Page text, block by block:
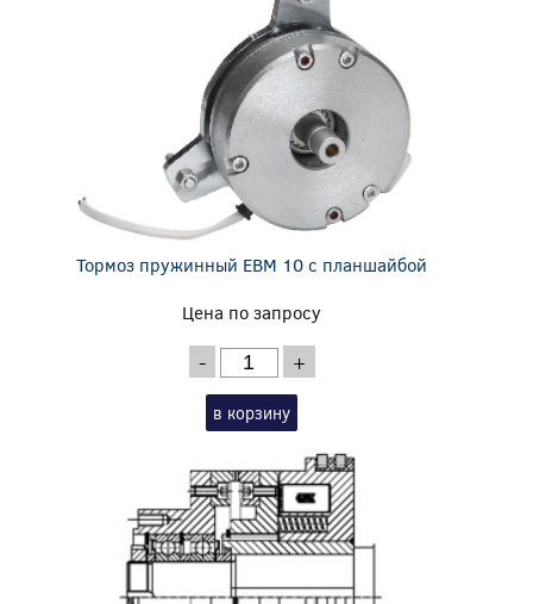
Тормоз пружинный EBM 10 с планшайбой
Цена по запросу
- +
в корзину